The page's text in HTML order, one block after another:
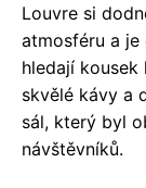
Louvre si
atmosféru a je
hledají
skvělé kávy a
sál, který byl
návštěvníků.